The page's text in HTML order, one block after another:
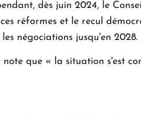
dès juin 2024, le
réformes et le recul
négociations jusqu'en 2028.
que « la situation s'est